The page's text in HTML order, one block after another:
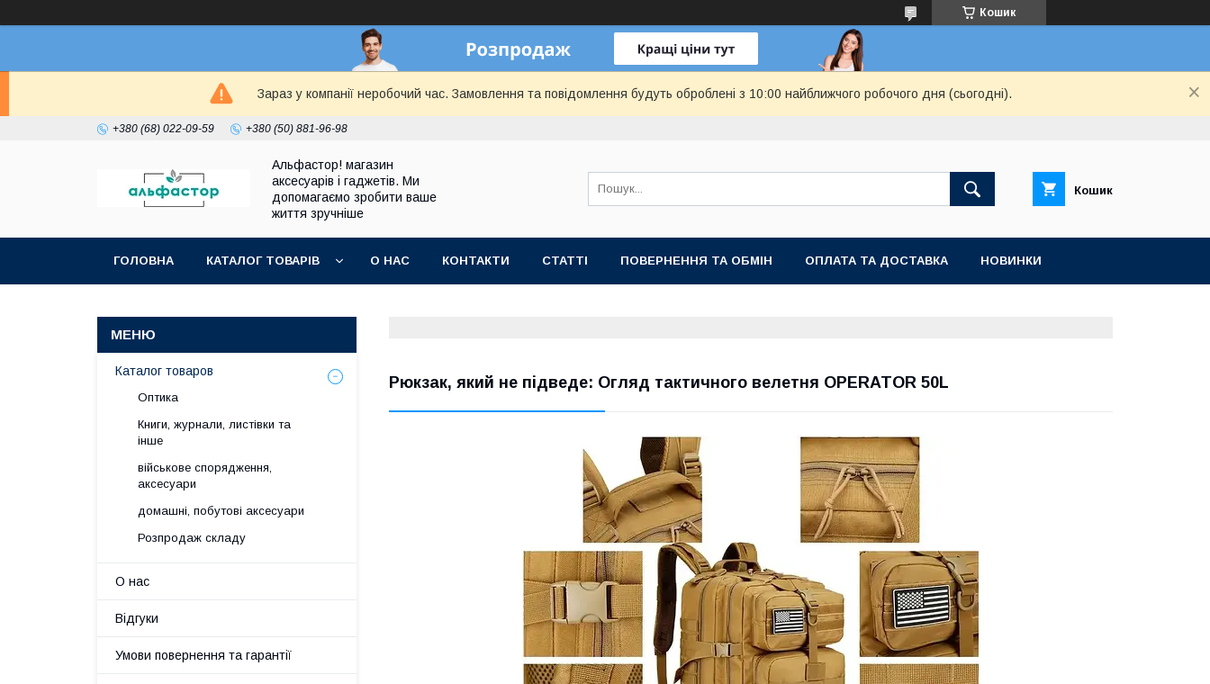
Кошик
Зараз у компанії неробочий час. Замовлення та повідомлення будуть оброблені з 10:00 найближчого робочого дня (сьогодні).
+380 (68) 022-09-59 +380 (50) 881-96-98
Альфастор! магазин
аксесуарів і гаджетів. Ми
допомагаємо зробити ваше
життя зручніше
Кошик
ГОЛОВНА КАТАЛОГ ТОВАРІВ О НАС КОНТАКТИ СТАТТІ ПОВЕРНЕННЯ ТА ОБМІН ОПЛАТА ТА ДОСТАВКА НОВИНКИ
Рюкзак, який не підведе: Огляд тактичного велетня OPERATOR 50L
Каталог товаров
Оптика
Книги, журнали, листівки та
інше
військове спорядження,
аксесуари
домашні, побутові аксесуари
Розпродаж складу
О нас
Відгуки
Умови повернення та гарантії